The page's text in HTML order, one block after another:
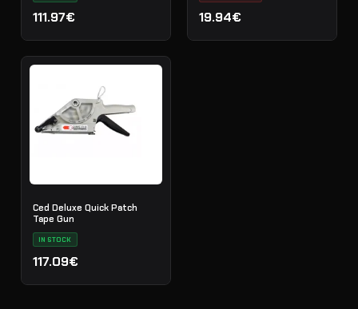
111.97€ 19.94€
Ced Deluxe Quick Patch
Tape Gun
IN STOCK
117.09€